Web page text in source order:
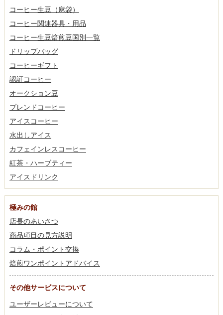
コーヒー生豆（麻袋）
コーヒー関連器具・用品
コーヒー生豆焙煎豆国別一覧
ドリップバッグ
コーヒーギフト
認証コーヒー
オークション豆
ブレンドコーヒー
アイスコーヒー
水出しアイス
カフェインレスコーヒー
紅茶・ハーブティー
アイスドリンク
極みの館
店長のあいさつ
商品項目の見方説明
コラム・ポイント交換
焙煎ワンポイントアドバイス
その他サービスについて
ユーザーレビューについて